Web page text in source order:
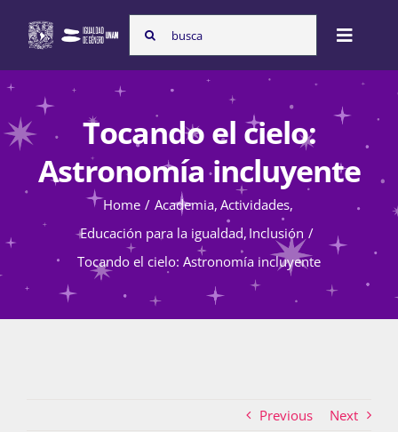
content
Search
for:
Toggle
Nosotras
Programas
Atención de la violencia de género
Tocando el cielo:
Astronomía incluyente
Home Academia Actividades
Educación para la igualdad Inclusión
Tocando el cielo: Astronomía incluyente
Previous Next